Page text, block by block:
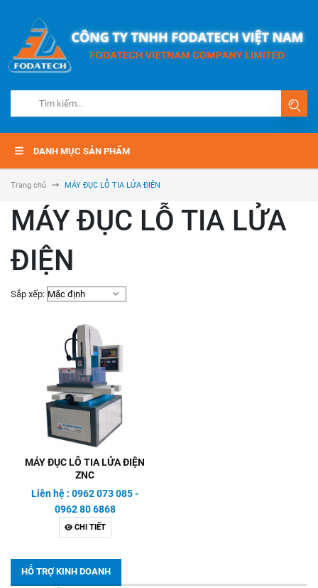
DANH MỤC SẢN PHẨM
Trang chủ MÁY ĐỤC LỖ TIA LỬA ĐIỆN
HỖ TRỢ KINH DOANH
MÁY ĐỤC LỖ TIA LỬA
ĐIỆN
Sắp xếp:
MÁY ĐỤC LỖ TIA LỬA ĐIỆN
ZNC
Liên hệ : 0962 073 085 -
0962 80 6868
CHI TIẾT